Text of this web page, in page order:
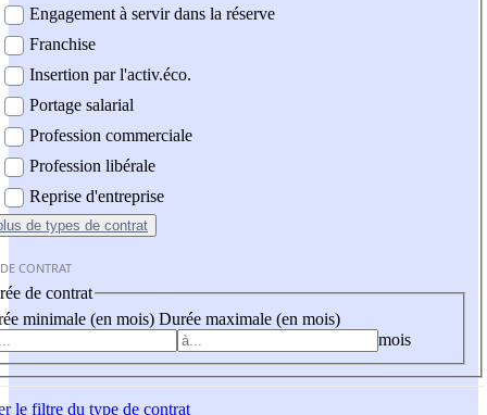
Engagement à servir dans la réserve
Franchise
Insertion par l'activ.éco.
Portage salarial
Profession commerciale
Profession libérale
Reprise d'entreprise
de types de contrat
CONTRAT
de contrat
minimale (en mois) Durée maximale (en mois)
mois
le filtre du type de contrat